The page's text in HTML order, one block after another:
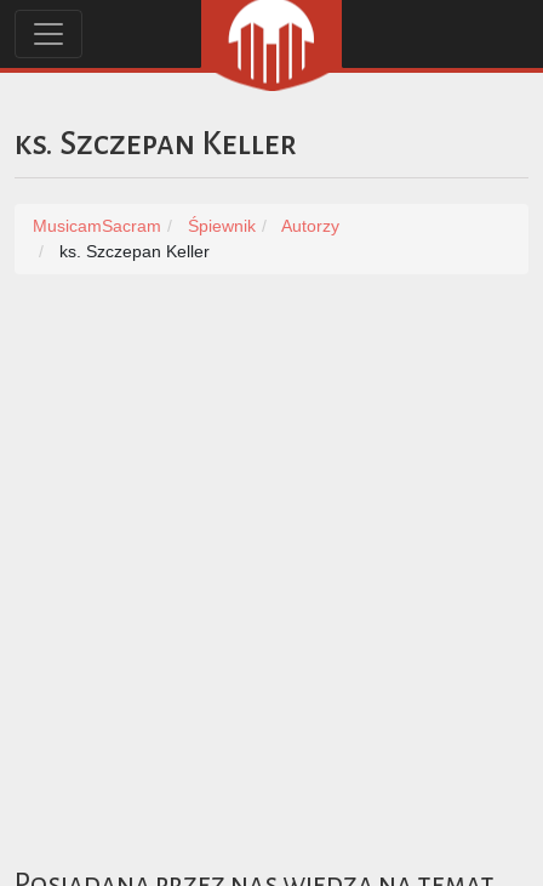
ks. Szczepan Keller
MusicamSacram Śpiewnik
Autorzy
ks. Szczepan Keller